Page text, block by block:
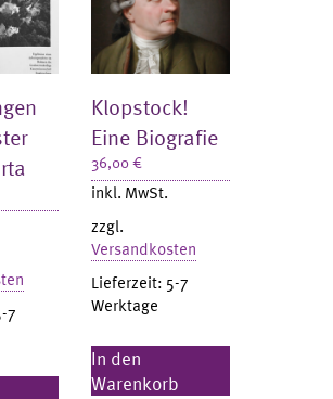
7
Klopstock!
Eine Biografie
36,00€
inkl. MwSt.
zzgl.
Versandkosten
Lieferzeit: 5-7
Werktage
In den
Warenkorb